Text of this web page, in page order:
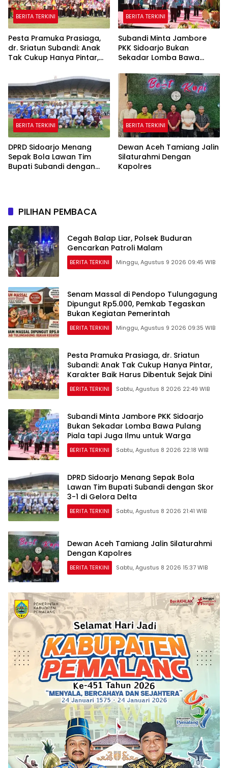
BERITA TERKINI
Pesta Pramuka Prasiaga,
dr. Sriatun Subandi: Anak
Tak Cukup Hanya Pintar,
Dibentuk Sejak Dini
BERITA TERKINI
Subandi Minta Jambore
PKK Sidoarjo Bukan
Sekadar Lomba Bawa
untuk Warga
BERITA TERKINI
DPRD Sidoarjo Menang
Sepak Bola Lawan Tim
Bupati Subandi dengan
BERITA TERKINI
Dewan Aceh Tamiang Jalin
Silaturahmi Dengan
Kapolres
PILIHAN PEMBACA
Cegah Balap Liar, Polsek Buduran
Gencarkan Patroli Malam
BERITA TERKINI Minggu, Agustus 9 2026 09:45 WIB
Senam Massal di Pendopo Tulungagung
Dipungut Rp5.000, Pemkab Tegaskan
Bukan Kegiatan Pemerintah
BERITA TERKINI Minggu, Agustus 9 2026 09:35 WIB
Pesta Pramuka Prasiaga, dr. Sriatun
Subandi: Anak Tak Cukup Hanya Pintar,
Karakter Baik Harus Dibentuk Sejak Dini
BERITA TERKINI Sabtu, Agustus 8 2026 22:49 WIB
Subandi Minta Jambore PKK Sidoarjo
Bukan Sekadar Lomba Bawa Pulang
Piala tapi Juga Ilmu untuk Warga
BERITA TERKINI Sabtu, Agustus 8 2026 22:18 WIB
DPRD Sidoarjo Menang Sepak Bola
Lawan Tim Bupati Subandi dengan Skor
3-1 di Gelora Delta
BERITA TERKINI Sabtu, Agustus 8 2026 21:41 WIB
Dewan Aceh Tamiang Jalin Silaturahmi
Dengan Kapolres
BERITA TERKINI Sabtu, Agustus 8 2026 15:37 WIB